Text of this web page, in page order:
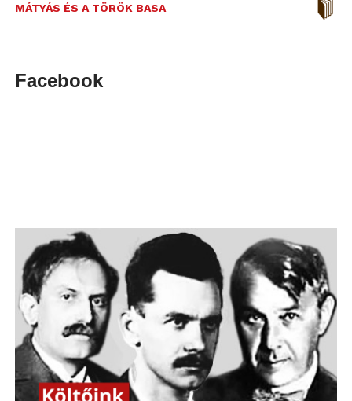
MÁTYÁS ÉS A TÖRÖK BASA
Facebook